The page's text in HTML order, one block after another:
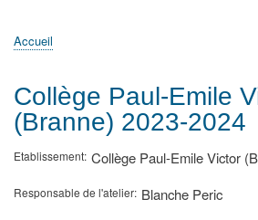
Accueil
ActualitésMATh.en.JEANS ?
Régions et Ateliers
Créer, gérer un atelier
Sujets/Publications
Congrès
d'Ariane
Accueil
Collège Paul-Emile
(Branne) 2023-2024
Etablissement Collège Paul-Emile Victor
Responsable de l'atelier Blanche Peric